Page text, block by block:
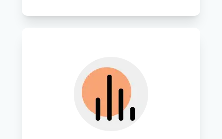
सुधार और नवाचार के क्षेत्रों की पहचान करने के
लिए मौजूदा प्रणालियों और कार्यप्रवाहों का गहन
मूल्यांकन करें।